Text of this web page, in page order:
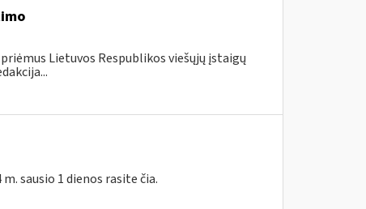
Lietuvos Respublikos viešųjų įstaigų
sausio 1 dienos rasite čia.